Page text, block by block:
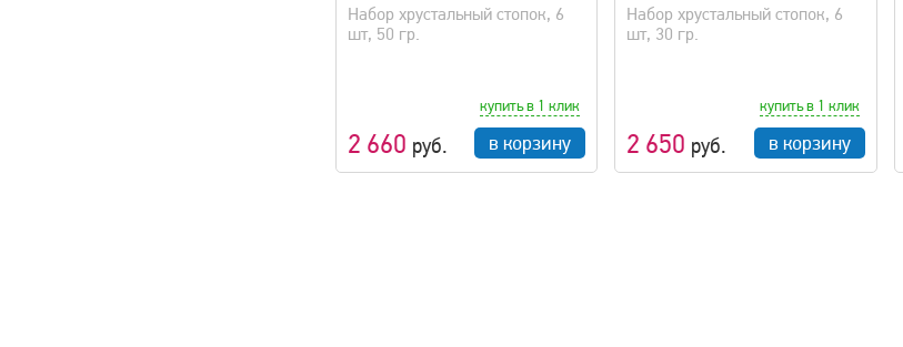
Набор хрустальный стопок, 6
шт, 50 гр.
2 660 руб.
купить в 1 клик
в корзину
Набор хрустальный стопок, 6
шт, 30 гр.
2 650 руб.
купить в 1 клик
в корзину